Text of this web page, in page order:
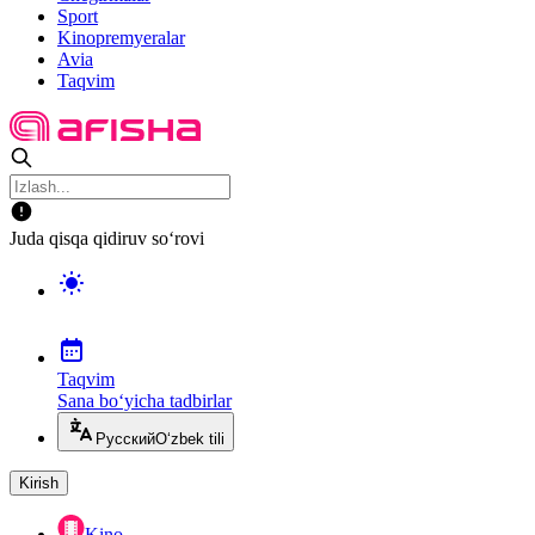
Sport
Kinopremyeralar
Avia
Taqvim
Juda qisqa qidiruv so‘rovi
Taqvim
Sana bo‘yicha tadbirlar
РусскийO‘zbek tili
Kirish